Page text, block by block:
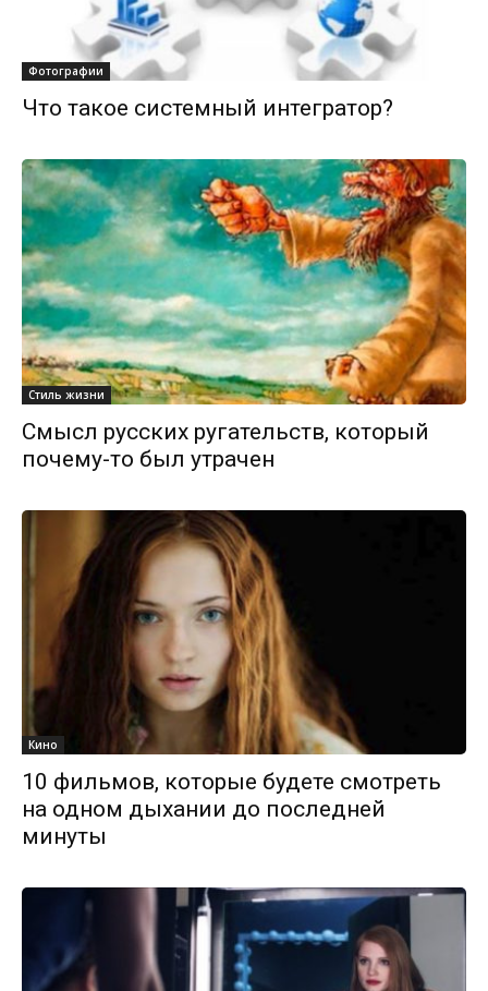
Фотографии
Что такое системный интегратор?
Стиль жизни
Смысл русских ругательств, который
почему-то был утрачен
Кино
10 фильмов, которые будете смотреть
на одном дыхании до последней
минуты